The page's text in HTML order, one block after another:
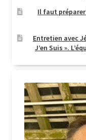
Il faut
Entretien avec
J’en Suis ».